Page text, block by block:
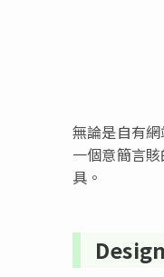
無論是自有
一個意簡言
具。